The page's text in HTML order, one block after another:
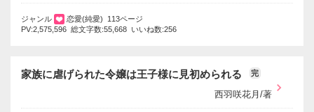
ジャンル
恋愛(純愛) 113ページ
PV:2,575,596 総文字数:55,668 いいね数:256
家族に虐げられた令嬢は王子様に見初められる 完
西羽咲花月/著